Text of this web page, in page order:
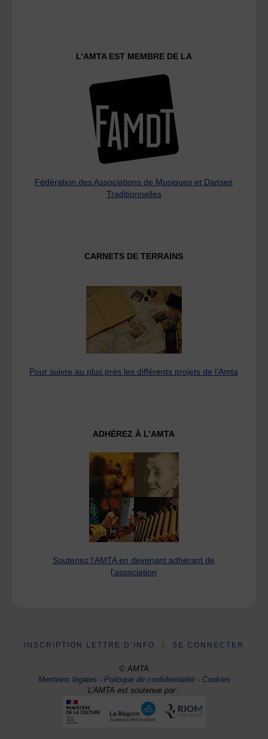
L’AMTA EST MEMBRE DE LA
Fédération des Associations de Musiques et Danses
Traditionnelles
CARNETS DE TERRAINS
Pour suivre au plus près les différents projets de l’Amta
ADHÉREZ À L’AMTA
Soutenez l'AMTA en devenant adhérant de
l'association
INSCRIPTION LETTRE D’INFO SE CONNECTER
© AMTA
Mentions légales -Politique de confidentialité- Cookies
L'AMTA est soutenue par :